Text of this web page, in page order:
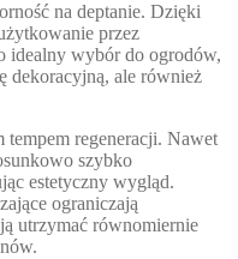
na deptanie. Dzięki
przez
idealny wybór do ogrodów,
dekoracyjną, ale również
regeneracji. Nawet
szybko
estetyczny wygląd.
ograniczają
utrzymać równomiernie